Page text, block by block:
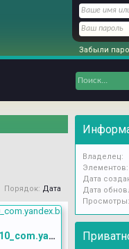
Порядок: Дата
Screenshot_20260528_103810_com.yandex.browser
Владелец:
Элементов:
Дата
Дата
Просмотры:
Забыли